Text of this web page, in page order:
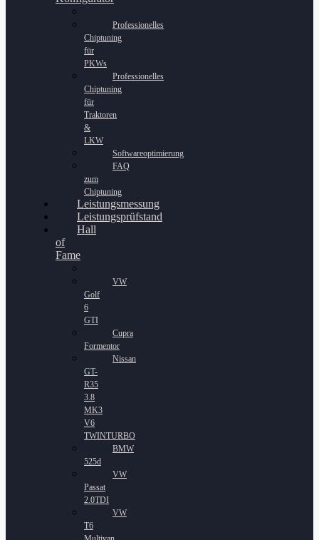
Professionelles
Chiptuning
für
PKWs
Professionelles
Chiptuning
für
Traktoren
&
LKW
Softwareoptimierung
FAQ
zum
Chiptuning
Leistungsmessung
Leistungsprüfstand
Hall
of
Fame
VW
Golf
6
GTI
Cupra
Formentor
Nissan
GT-
R35
3.8
MK3
V6
TWINTURBO
BMW
525d
VW
Passat
2.0TDI
VW
T6